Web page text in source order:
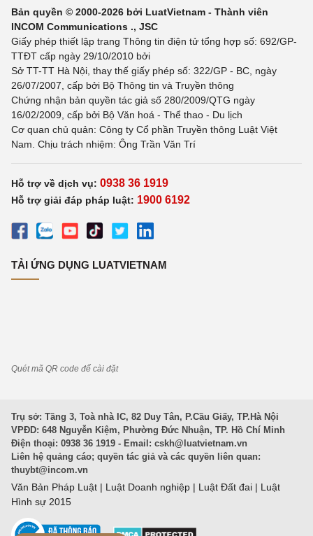
Bản quyền © 2000-2026 bởi LuatVietnam - Thành viên
INCOM Communications ., JSC
Giấy phép thiết lập trang Thông tin điện tử tổng hợp số: 692/GP-
TTĐT cấp ngày 29/10/2010 bởi
Sở TT-TT Hà Nội, thay thế giấy phép số: 322/GP - BC, ngày
26/07/2007, cấp bởi Bộ Thông tin và Truyền thông
Chứng nhận bản quyền tác giả số 280/2009/QTG ngày
16/02/2009, cấp bởi Bộ Văn hoá - Thể thao - Du lịch
Cơ quan chủ quản: Công ty Cổ phần Truyền thông Luật Việt
Nam. Chịu trách nhiệm: Ông Trần Văn Trí
Hỗ trợ về dịch vụ: 0938 36 1919
Hỗ trợ giải đáp pháp luật: 1900 6192
TẢI ỨNG DỤNG LUATVIETNAM
Quét mã QR code để cài đặt
Trụ sở: Tầng 3, Toà nhà IC, 82 Duy Tân, P.Cầu Giấy, TP.Hà Nội
VPĐD: 648 Nguyễn Kiệm, Phường Đức Nhuận, TP. Hồ Chí Minh
Điện thoại: 0938 36 1919 - Email: cskh@luatvietnam.vn
Liên hệ quảng cáo; quyền tác giả và các quyền liên quan:
thuybt@incom.vn
Văn Bản Pháp Luật | Luật Doanh nghiệp | Luật Đất đai | Luật
Hình sự 2015